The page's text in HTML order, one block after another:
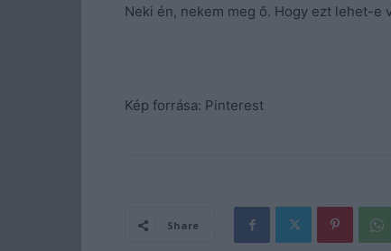
Neki én, nekem meg ő. Hogy ezt lehet-e
Kép forrása: Pinterest
Share